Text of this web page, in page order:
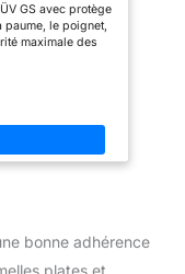
GS avec protège
le poignet,
maximale des
sûr avec ou
comme protection
et absorption des
amortissent
un port agréable
de mouvement
protection
et à gagner en
bonne adhérence
plates et